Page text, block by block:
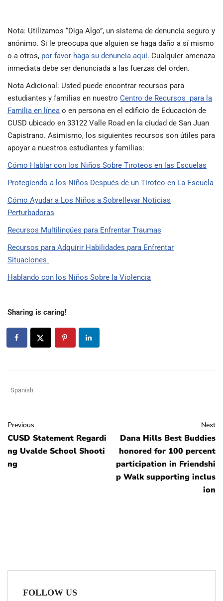
Nota: Utilizamos “Diga Algo”, un sistema de denuncia seguro y
anónimo. Si le preocupa que alguien se haga daño a sí mismo
o a otros, por favor haga su denuncia aquí. Cualquier amenaza
inmediata debe ser denunciada a las fuerzas del orden.
Nota Adicional: Usted puede encontrar recursos para
estudiantes y familias en nuestro Centro de Recursos para la
Familia en línea o en persona en el edificio de Educación de
CUSD ubicado en 33122 Valle Road en la ciudad de San Juan
Capistrano. Asimismo, los siguientes recursos son útiles para
apoyar a nuestros estudiantes y familias:
Cómo Hablar con los Niños Sobre Tiroteos en las Escuelas
Protegiendo a los Niños Después de un Tiroteo en La Escuela
Cómo Ayudar a Los Niños a Sobrellevar Noticias
Perturbadoras
Recursos Multilingües para Enfrentar Traumas
Recursos para Adquirir Habilidades para Enfrentar
Situaciones
Hablando con los Niños Sobre la Violencia
Sharing is caring!
Spanish
Previous
CUSD Statement Regardi
ng Uvalde School Shooti
ng
Next
Dana Hills Best Buddies
honored for 100 percent
participation in Friendshi
p Walk supporting inclus
ion
FOLLOW US